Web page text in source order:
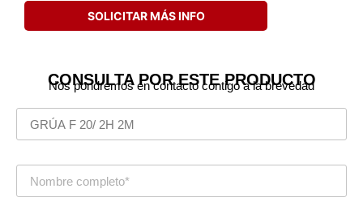
SOLICITAR MÁS INFO
CONSULTA POR ESTE PRODUCTO
Nos pondremos en contacto contigo a la brevedad